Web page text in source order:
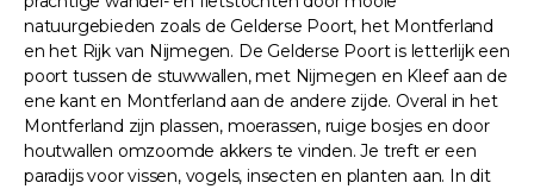
natuurgebieden zoals de Gelderse Poort, het Montferland
en het Rijk van Nijmegen. De Gelderse Poort is letterlijk een
poort tussen de stuwwallen, met Nijmegen en Kleef aan de
ene kant en Montferland aan de andere zijde. Overal in het
Montferland zijn plassen, moerassen, ruige bosjes en door
houtwallen omzoomde akkers te vinden. Je treft er een
paradijs voor vissen, vogels, insecten en planten aan. In dit